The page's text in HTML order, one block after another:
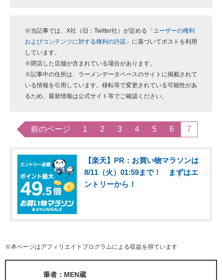
建設×テクノロジーの最前線
ちょっと気になるネットの話題
※当記事では、X社（旧：Twitter社）が定める「 ユーザーの権利
およびコンテンツに対する権利の許諾 」に基づいてポストを利用
しています。
※閉店した店舗が含まれている場合があります。
※記事中の住所は、ラーメンデータベースのサイトに掲載されて
いる情報を引用しています。移転等で変更されている可能性があ
るため、最新情報は公式サイト等でご確認ください。
前のページ 1 2 3 4 5 6 7
【楽天】PR：お買い物マラソンは
8/11（火）01:59まで！ まずはエ
ントリーから！
※本ページはアフィリエイトプログラムによる収益を得ています
筆者：MEN蔵